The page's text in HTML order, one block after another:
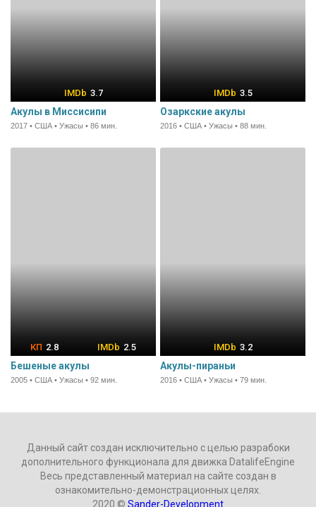
3.7
Акулы в Миссисипи
2017 • США • Ужасы • 86 мин.
3.5
Озаркские акулы
2016 • США • Ужасы • 88 мин.
2.8 2.5
Бешеные акулы
2005 • США • Ужасы • 92 мин.
3.2
Акулы-пираньи
2016 • США • Ужасы • 79 мин.
Данный сайт создан исключительно с целью разрабоки
дополнительного функционала для движка DatalifeEngine
Весь представленный материал на сайте создан в
ознакомительно-демонстрационных целях.
2020 © Sander-Development